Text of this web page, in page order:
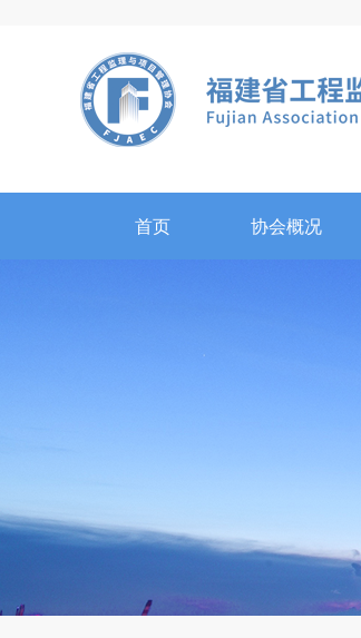
首页 协会概况